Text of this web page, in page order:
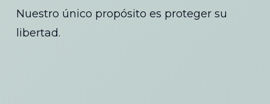
Nuestro único propósito es proteger su
libertad.